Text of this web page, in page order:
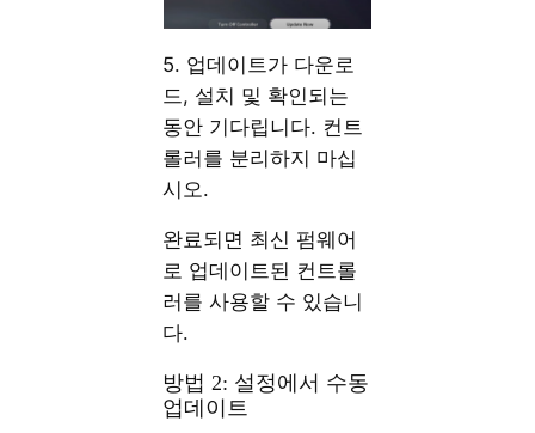
5. 업데이트가 다운로
드, 설치 및 확인되는
동안 기다립니다. 컨트
롤러를 분리하지 마십
시오.
완료되면 최신 펌웨어
로 업데이트된 컨트롤
러를 사용할 수 있습니
다.
방법 2: 설정에서 수동
업데이트